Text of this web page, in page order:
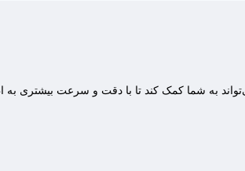
به شما کمک کند تا با دقت و سرعت بیشتری به